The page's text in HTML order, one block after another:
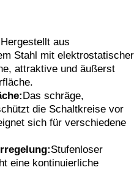
Hergestellt aus
Stahl mit elektrostatischer
attraktive und äußerst
Das schräge,
die Schaltkreise vor
sich für verschiedene
Stufenloser
eine kontinuierliche